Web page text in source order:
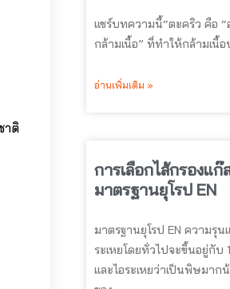
าติ
แชร์บทความนี้“ตะคริว คือ “
กล้ามเนื้อ” ที่ทำให้กล้ามเนื้อ
อ่านเพิ่มเติม »
การเลือกไส้กรองแก๊
มาตรฐานยุโรป EN
มาตรฐานยุโรป EN ความรุน
ระเหยโดยทั่วไปจะขึ้นอยู่กับ
และไอระเหยว่าเป็นพิษมาก